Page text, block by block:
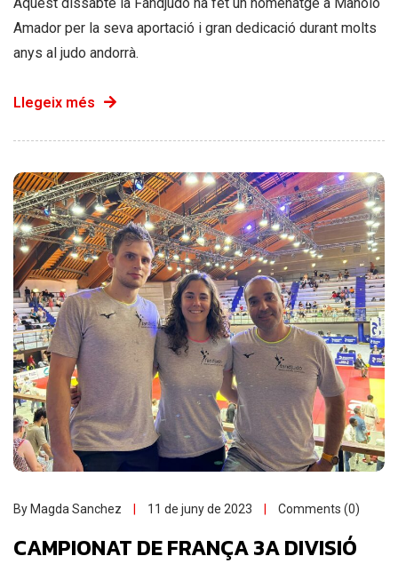
Amador per la seva aportació i gran dedicació durant molts
anys al judo andorrà.
Llegeix més
By Magda Sanchez 11 de juny de 2023 Comments (0)
CAMPIONAT DE FRANÇA 3A DIVISIÓ